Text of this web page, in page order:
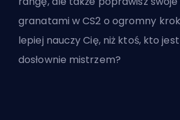
granatami w CS2 o ogromny
lepiej nauczy Cię, niż ktoś, kto
dosłownie mistrzem?